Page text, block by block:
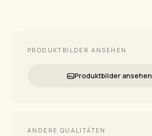
PRODUKTBILDER ANSEHEN
Produktbilder ansehen
ANDERE QUALITÄTEN